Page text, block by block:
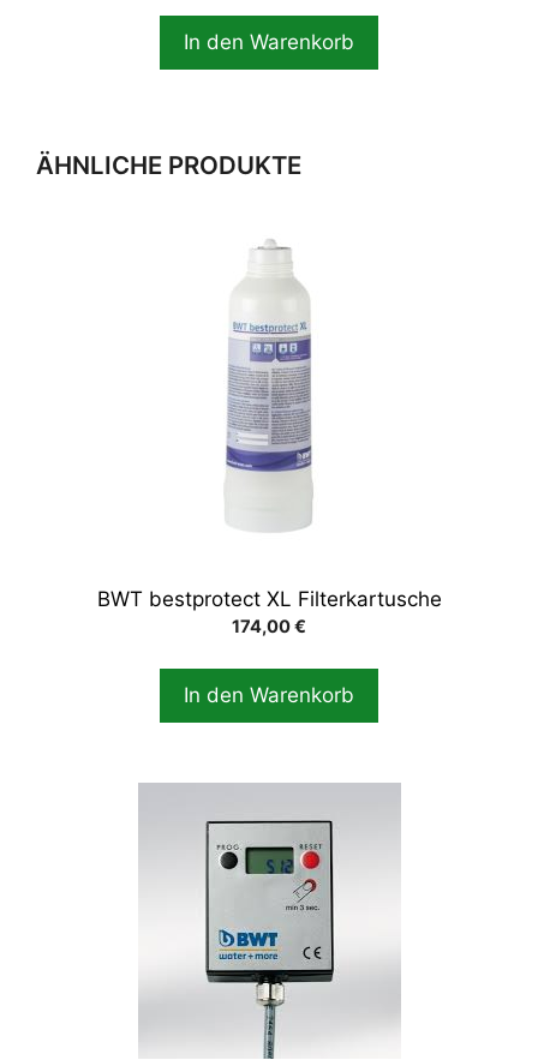
In den Warenkorb
ÄHNLICHE PRODUKTE
BWT bestprotect XL Filterkartusche
174,00€
In den Warenkorb